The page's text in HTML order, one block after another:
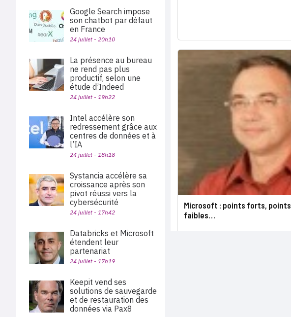
Microsoft : points forts, points
faibles…
Google Search impose
son chatbot par défaut
en France
24 juillet - 20h10
La présence au bureau
ne rend pas plus
productif, selon une
étude d’Indeed
24 juillet - 19h22
Intel accélère son
redressement grâce aux
centres de données et à
l’IA
24 juillet - 18h18
Systancia accélère sa
croissance après son
pivot réussi vers la
cybersécurité
24 juillet - 17h42
Databricks et Microsoft
étendent leur
partenariat
24 juillet - 17h19
Keepit vend ses
solutions de sauvegarde
et de restauration des
données via Pax8